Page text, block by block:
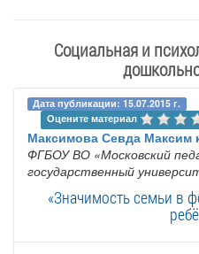
Социальная и
Дата публикации: 15.07.2015 г.
Оцените материал
Максимова Севда Максим
ФГБОУ ВО «Московский
государственный
«Значимость семьи в